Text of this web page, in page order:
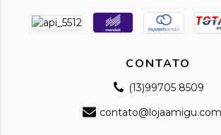
CONTATO
(13)99705 8509